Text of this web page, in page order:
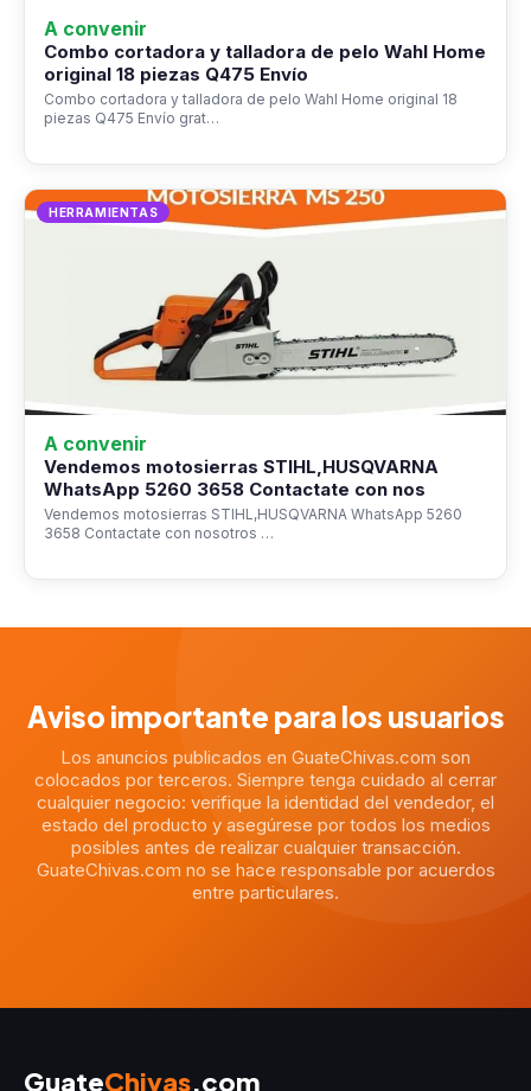
A convenir
Combo cortadora y talladora de pelo Wahl Home
original 18 piezas Q475 Envío
Combo cortadora y talladora de pelo Wahl Home original 18
piezas Q475 Envío grat…
HERRAMIENTAS
A convenir
Vendemos motosierras STIHL,HUSQVARNA
WhatsApp 5260 3658 Contactate con nos
Vendemos motosierras STIHL,HUSQVARNA WhatsApp 5260
3658 Contactate con nosotros …
Aviso importante para los usuarios
Los anuncios publicados en GuateChivas.com son
colocados por terceros. Siempre tenga cuidado al cerrar
cualquier negocio: verifique la identidad del vendedor, el
estado del producto y asegúrese por todos los medios
posibles antes de realizar cualquier transacción.
GuateChivas.com no se hace responsable por acuerdos
entre particulares.
GuateChivas.com